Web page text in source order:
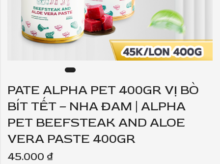
PATE ALPHA PET 400GR VỊ BÒ
BÍT TẾT – NHA ĐAM | ALPHA
PET BEEFSTEAK AND ALOE
VERA PASTE 400GR
45.000 ₫